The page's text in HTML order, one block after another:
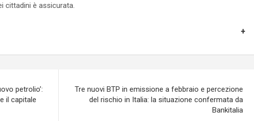
cittadini è assicurata.
petrolio’:
il capitale
Tre nuovi BTP in emissione a febbraio e percezione
del rischio in Italia: la situazione confermata da
Bankitalia